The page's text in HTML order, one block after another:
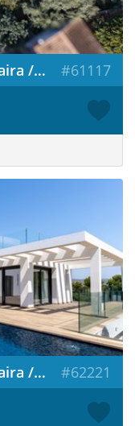
Grundstück zum kauf in Moraira / Spanien #61117
Grundstück zum kauf in Moraira / Spanien #62221